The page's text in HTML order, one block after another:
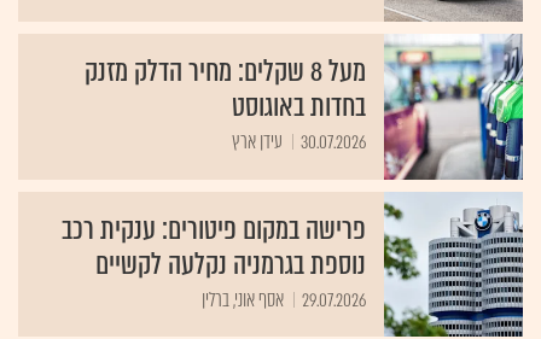
מעל 8 שקלים: מחיר הדלק מזנק
בחדות באוגוסט
30.07.2026 עידן ארץ
פרישה במקום פיטורים: ענקית רכב
נוספת בגרמניה נקלעה לקשיים
29.07.2026 אסף אוני, ברלין